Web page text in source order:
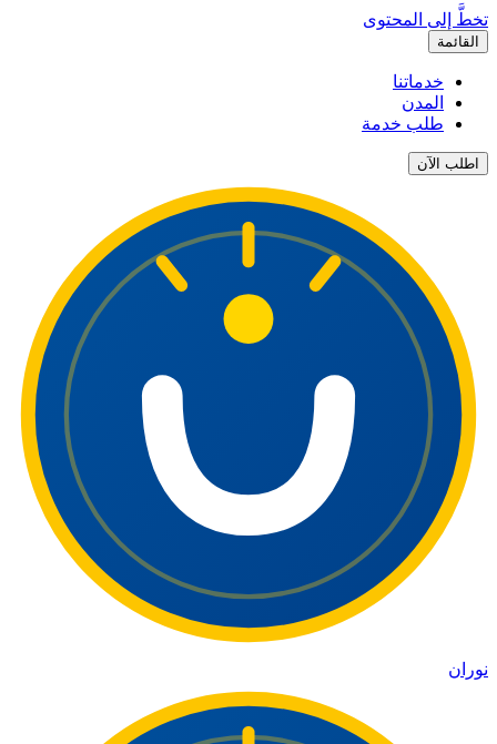
تخطَّ إلى المحتوى
القائمة
خدماتنا
المدن
طلب خدمة
اطلب الآن
نوران